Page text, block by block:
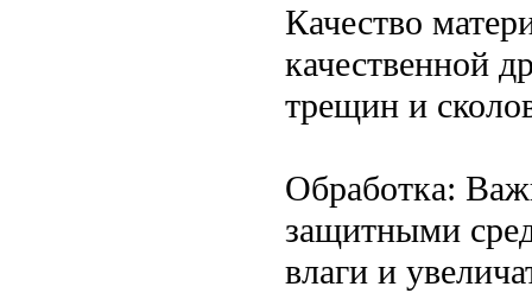
Качество
качественной
трещин и
Обработка:
защитными
влаги и